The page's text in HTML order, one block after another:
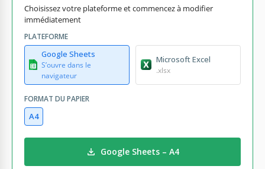
Choisissez votre plateforme et commencez à modifier
immédiatement
PLATEFORME
Google Sheets
S’ouvre dans le
navigateur
Microsoft Excel
.xlsx
FORMAT DU PAPIER
A4
Google Sheets – A4